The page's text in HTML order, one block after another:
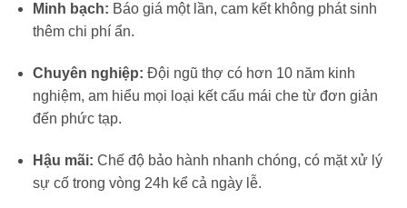
Minh bạch: Báo giá một lần, cam kết không phát sinh
thêm chi phí ẩn.
Chuyên nghiệp: Đội ngũ thợ có hơn 10 năm kinh
nghiệm, am hiểu mọi loại kết cấu mái che từ đơn giản
đến phức tạp.
Hậu mãi: Chế độ bảo hành nhanh chóng, có mặt xử lý
sự cố trong vòng 24h kể cả ngày lễ.